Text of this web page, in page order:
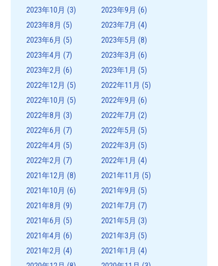
2023年10月 (3) 2023年9月 (6)
2023年8月 (5) 2023年7月 (4)
2023年6月 (5) 2023年5月 (8)
2023年4月 (7) 2023年3月 (6)
2023年2月 (6) 2023年1月 (5)
2022年12月 (5) 2022年11月 (5)
2022年10月 (5) 2022年9月 (6)
2022年8月 (3) 2022年7月 (2)
2022年6月 (7) 2022年5月 (5)
2022年4月 (5) 2022年3月 (5)
2022年2月 (7) 2022年1月 (4)
2021年12月 (8) 2021年11月 (5)
2021年10月 (6) 2021年9月 (5)
2021年8月 (9) 2021年7月 (7)
2021年6月 (5) 2021年5月 (3)
2021年4月 (6) 2021年3月 (5)
2021年2月 (4) 2021年1月 (4)